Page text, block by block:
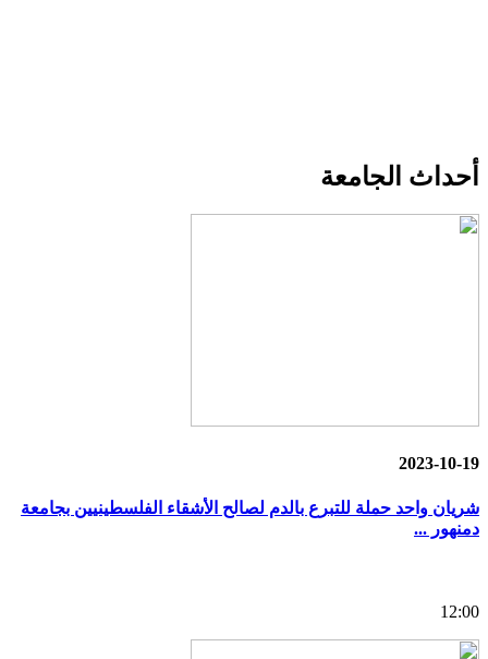
أحداث الجامعة
2023-10-19
شريان واحد حملة للتبرع بالدم لصالح الأشقاء الفلسطينيين بجامعة
دمنهور ...
12:00